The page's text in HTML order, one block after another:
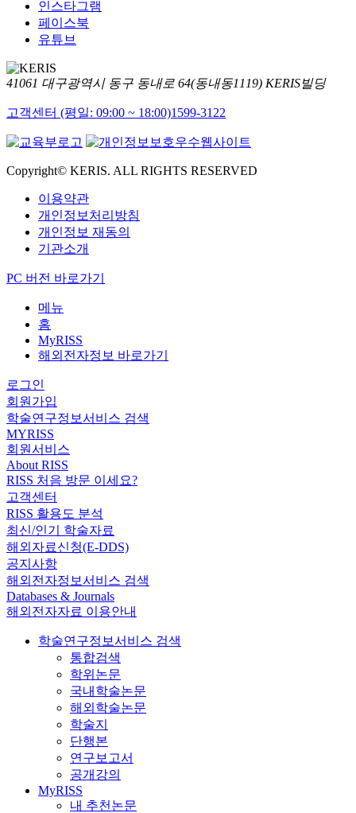
인스타그램
페이스북
유튜브
41061 대구광역시 동구 동내로 64(동내동1119) KERIS빌딩
고객센터 (평일: 09:00 ~ 18:00)1599-3122
Copyright© KERIS. ALL RIGHTS RESERVED
이용약관
개인정보처리방침
개인정보 재동의
기관소개
PC 버전 바로가기
메뉴
홈
MyRISS
해외전자정보 바로가기
로그인
회원가입
학술연구정보서비스 검색
MYRISS
회원서비스
About RISS
RISS 처음 방문 이세요?
고객센터
RISS 활용도 분석
최신/인기 학술자료
해외자료신청(E-DDS)
공지사항
해외전자정보서비스 검색
Databases & Journals
해외전자자료 이용안내
학술연구정보서비스 검색
통합검색
학위논문
국내학술논문
해외학술논문
학술지
단행본
연구보고서
공개강의
MyRISS
내 추천논문